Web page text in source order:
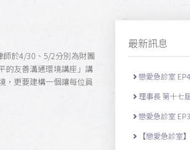
師於4/30、5/2分別為財團
的友善溝通環境講座」講
，更要建構一個讓每位員
最新訊息
戀愛急診室
理事長 第十七
戀愛急診室
【戀愛急診室